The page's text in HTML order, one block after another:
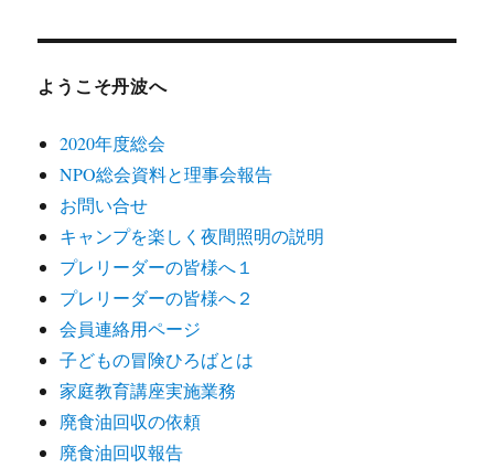
ようこそ丹波へ
2020年度総会
NPO総会資料と理事会報告
お問い合せ
キャンプを楽しく夜間照明の説明
プレリーダーの皆様へ１
プレリーダーの皆様へ２
会員連絡用ページ
子どもの冒険ひろばとは
家庭教育講座実施業務
廃食油回収の依頼
廃食油回収報告